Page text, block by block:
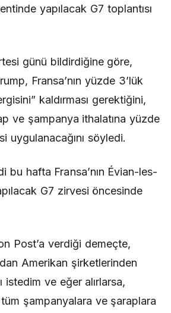
yapılacak G7 toplantısı
günü bildirdiğine göre,
Fransa’nın yüzde 3’lük
kaldırması gerektiğini,
ve şampanya ithalatına yüzde
uygulanacağını söyledi.
bu hafta Fransa’nın Évian-les-
G7 zirvesi öncesinde
Post’a verdiği demeçte,
Amerikan şirketlerinden
istedim ve eğer alırlarsa,
tüm şampanyalara ve şaraplara